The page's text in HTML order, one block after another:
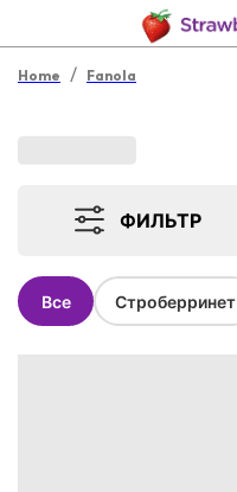
Home / Fanola
ФИЛЬТР
Все Строберринет